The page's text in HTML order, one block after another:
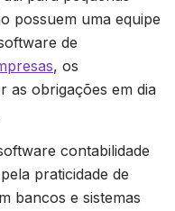
possuem uma equipe
de
, os
as obrigações em dia
contabilidade
praticidade de
bancos e sistemas